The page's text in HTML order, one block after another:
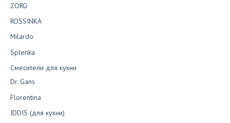
ZORG
ROSSINKA
Milardo
Splenka
Смесители для кухни
Dr. Gans
Florentina
IDDIS (для кухни)